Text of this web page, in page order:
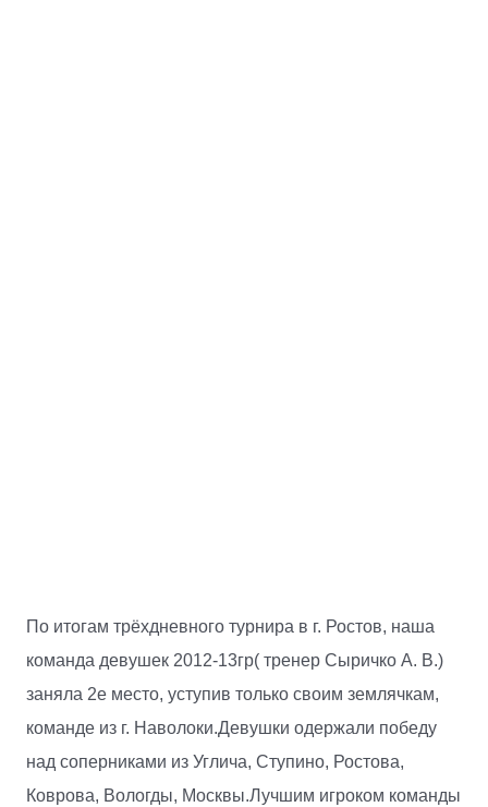
По итогам трёхдневного турнира в г. Ростов, наша
команда девушек 2012-13гр( тренер Сыричко А. В.)
заняла 2е место, уступив только своим землячкам,
команде из г. Наволоки.Девушки одержали победу
над соперниками из Углича, Ступино, Ростова,
Коврова, Вологды, Москвы.Лучшим игроком команды